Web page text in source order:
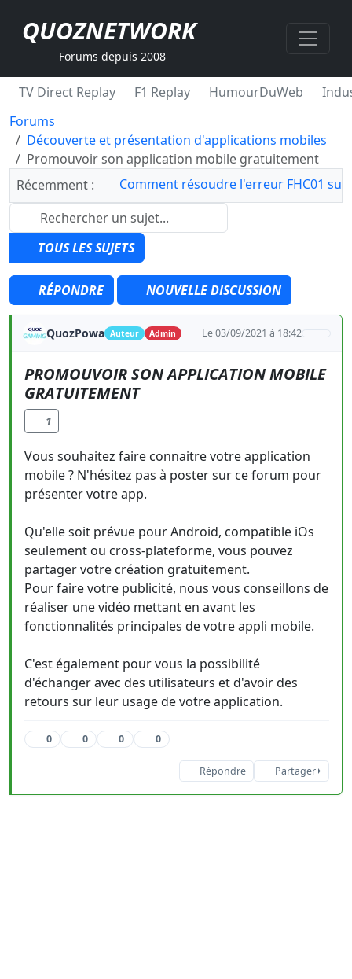
QUOZNETWORK
Forums depuis 2008
TV Direct Replay F1 Replay HumourDuWeb
Forums
Découverte et présentation d'applications mobiles
Promouvoir son application mobile gratuitement
Récemment :
Comment résoudre l'erreur FHC01 sur
TOUS LES SUJETS
RÉPONDRE NOUVELLE DISCUSSION
QuozPowa Auteur Admin Le 03/09/2021 à 18:42
PROMOUVOIR SON APPLICATION MOBILE
GRATUITEMENT
1
Vous souhaitez faire connaitre votre application
mobile ? N'hésitez pas à poster sur ce forum pour
présenter votre app.
Qu'elle soit prévue pour Android, compatible iOs
seulement ou cross-plateforme, vous pouvez
partager votre création gratuitement.
Pour faire votre publicité, nous vous conseillons de
réaliser une vidéo mettant en avant les
fonctionnalités principales de votre appli mobile.
C'est également pour vous la possibilité
d'échanger avec des utilisateurs et d'avoir des
retours sur leur usage de votre application.
0 0 0 0
Répondre Partager